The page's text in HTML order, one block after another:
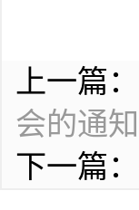
上一篇：
会的通知
下一篇：